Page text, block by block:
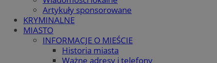
Artykuły sponsorowane
KRYMINALNE
MIASTO
INFORMACJE O MIEŚCIE
Historia miasta
Ważne adresy i telefony